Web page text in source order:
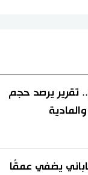
تقرير يرصد حجم
يضفي عمقًا